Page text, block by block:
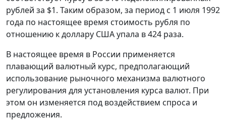
рублей за $1. Таким образом, за период с 1 июля 1992
года по настоящее время стоимость рубля по
отношению к доллару США упала в 424 раза.
В настоящее время в России применяется
плавающий валютный курс, предполагающий
использование рыночного механизма валютного
регулирования для установления курса валют. При
этом он изменяется под воздействием спроса и
предложения.